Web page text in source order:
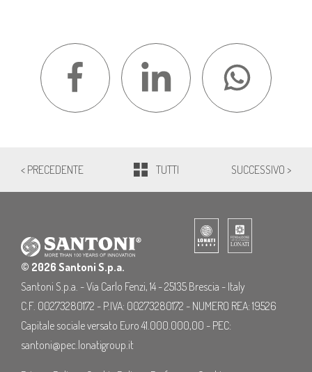
< PRECEDENTE TUTTI SUCCESSIVO >
© 2026 Santoni S.p.a.
Santoni S.p.a. - Via Carlo Fenzi, 14 - 25135 Brescia - Italy
C.F. 00273280172 - P.IVA: 00273280172 - NUMERO REA: 19526
Capitale sociale versato Euro 41.000.000,00 - PEC:
santoni@pec.lonatigroup.it